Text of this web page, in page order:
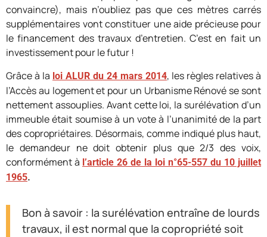
convaincre), mais n’oubliez pas que ces mètres carrés
supplémentaires vont constituer une aide précieuse pour
le financement des travaux d’entretien. C’est en fait un
investissement pour le futur !
Grâce à la loi ALUR du 24 mars 2014, les règles relatives à
l’Accès au logement et pour un Urbanisme Rénové se sont
nettement assouplies. Avant cette loi, la surélévation d’un
immeuble était soumise à un vote à l’unanimité de la part
des copropriétaires. Désormais, comme indiqué plus haut,
le demandeur ne doit obtenir plus que 2/3 des voix,
conformément à l’article 26 de la loi n°65-557 du 10 juillet
1965.
Bon à savoir : la surélévation entraîne de lourds
travaux, il est normal que la copropriété soit